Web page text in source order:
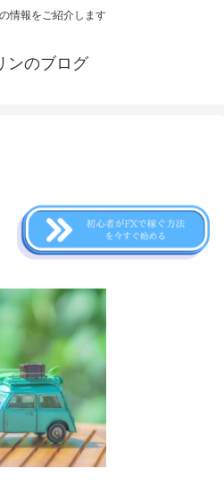
情報をご紹介します
ンのブログ